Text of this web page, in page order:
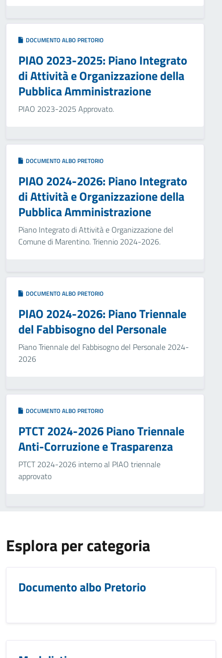
DOCUMENTO ALBO PRETORIO
PIAO 2023-2025: Piano Integrato
di Attività e Organizzazione della
Pubblica Amministrazione
PIAO 2023-2025 Approvato.
DOCUMENTO ALBO PRETORIO
PIAO 2024-2026: Piano Integrato
di Attività e Organizzazione della
Pubblica Amministrazione
Piano Integrato di Attività e Organizzazione del
Comune di Marentino. Triennio 2024-2026.
DOCUMENTO ALBO PRETORIO
PIAO 2024-2026: Piano Triennale
del Fabbisogno del Personale
Piano Triennale del Fabbisogno del Personale 2024-
2026
DOCUMENTO ALBO PRETORIO
PTCT 2024-2026 Piano Triennale
Anti-Corruzione e Trasparenza
PTCT 2024-2026 interno al PIAO triennale
approvato
Esplora per categoria
Documento albo Pretorio